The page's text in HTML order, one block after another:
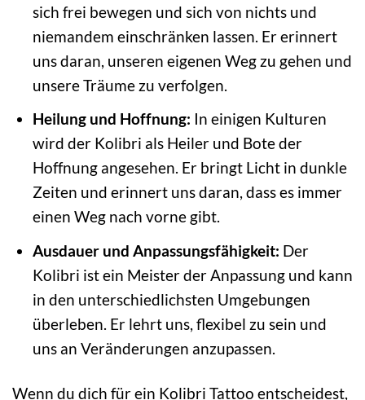
sich frei bewegen und sich von nichts und
niemandem einschränken lassen. Er erinnert
uns daran, unseren eigenen Weg zu gehen und
unsere Träume zu verfolgen.
Heilung und Hoffnung: In einigen Kulturen
wird der Kolibri als Heiler und Bote der
Hoffnung angesehen. Er bringt Licht in dunkle
Zeiten und erinnert uns daran, dass es immer
einen Weg nach vorne gibt.
Ausdauer und Anpassungsfähigkeit: Der
Kolibri ist ein Meister der Anpassung und kann
in den unterschiedlichsten Umgebungen
überleben. Er lehrt uns, flexibel zu sein und
uns an Veränderungen anzupassen.
Wenn du dich für ein Kolibri Tattoo entscheidest,